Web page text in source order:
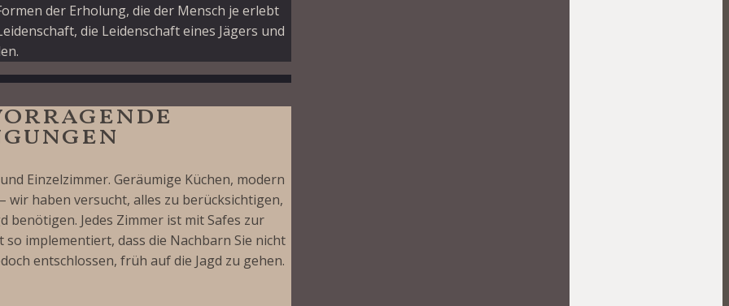
der Erholung, die der Mensch je erlebt
die Leidenschaft eines Jägers und
Einzelzimmer. Geräumige Küchen, modern
haben versucht, alles zu berücksichtigen,
Jedes Zimmer ist mit Safes zur
implementiert, dass die Nachbarn Sie nicht
entschlossen, früh auf die Jagd zu gehen.